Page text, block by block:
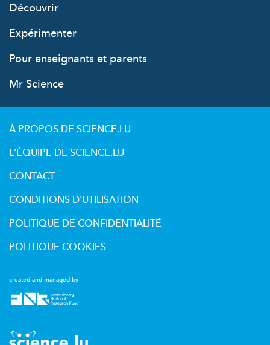
Découvrir
Expérimenter
Pour enseignants et parents
Mr Science
created and managed by
À PROPOS DE SCIENCE.LU
L'ÉQUIPE DE SCIENCE.LU
CONTACT
CONDITIONS D'UTILISATION
POLITIQUE DE CONFIDENTIALITÉ
POLITIQUE COOKIES